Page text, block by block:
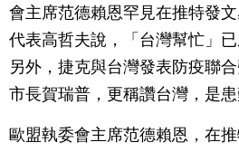
會主席范德賴恩罕見在推特發
代表高哲夫說，「台灣幫忙」已
另外，捷克與台灣發表防疫聯
市長賀瑞普，更稱讚台灣，是患
歐盟執委會主席范德賴恩，在